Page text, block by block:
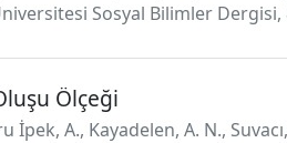
Sosyal Bilimler
Ölçeği
İpek, A., Kayadelen, A. N.,